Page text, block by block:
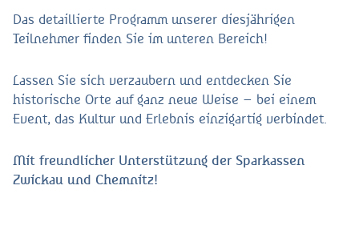
Das detaillierte Programm unserer diesjährigen
Teilnehmer finden Sie im unteren Bereich!
Lassen Sie sich verzaubern und entdecken Sie
historische Orte auf ganz neue Weise – bei einem
Event, das Kultur und Erlebnis einzigartig verbindet.
Mit freundlicher Unterstützung der Sparkassen
Zwickau und Chemnitz!